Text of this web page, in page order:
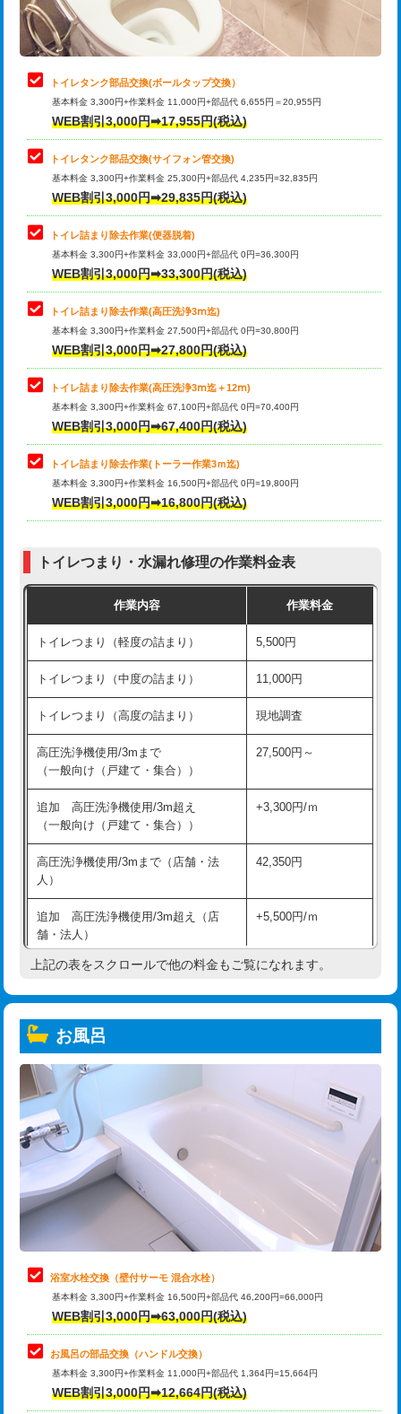
トイレタンク部品交換(ボールタップ交換）
基本料金 3,300円+作業料金 11,000円+部品代 6,655円＝20,955円
WEB割引3,000円➡17,955円(税込)
トイレタンク部品交換(サイフォン管交換)
基本料金 3,300円+作業料金 25,300円+部品代 4,235円=32,835円
WEB割引3,000円➡29,835円(税込)
トイレ詰まり除去作業(便器脱着)
基本料金 3,300円+作業料金 33,000円+部品代 0円=36,300円
WEB割引3,000円➡33,300円(税込)
トイレ詰まり除去作業(高圧洗浄3ⅿ迄)
基本料金 3,300円+作業料金 27,500円+部品代 0円=30,800円
WEB割引3,000円➡27,800円(税込)
トイレ詰まり除去作業(高圧洗浄3ⅿ迄＋12ⅿ)
基本料金 3,300円+作業料金 67,100円+部品代 0円=70,400円
WEB割引3,000円➡67,400円(税込)
トイレ詰まり除去作業(トーラー作業3ｍ迄)
基本料金 3,300円+作業料金 16,500円+部品代 0円=19,800円
WEB割引3,000円➡16,800円(税込)
トイレつまり・水漏れ修理の作業料金表
作業内容 作業料金
トイレつまり（軽度の詰まり） 5,500円
トイレつまり（中度の詰まり） 11,000円
トイレつまり（高度の詰まり） 現地調査
高圧洗浄機使用/3mまで
（一般向け（戸建て・集合））
27,500円～
追加 高圧洗浄機使用/3m超え
（一般向け（戸建て・集合））
+3,300円/ｍ
高圧洗浄機使用/3mまで（店舗・法
人）
42,350円
追加 高圧洗浄機使用/3m超え（店
舗・法人）
+5,500円/ｍ
高度高圧洗浄換 現地調査
トーラー機使用/3mまで
追加トーラー機使用/3m超え
カメラ調査 33,000円
桝清掃 8,800円
止水・漏水調査・防水処理・清掃・修
理・調整・分解・加工など（軽作業）
止水・漏水調査・防水処理・清掃・修
理・調整・分解・加工など（中作業）
22,000円
止水・漏水調査・防水処理・清掃・修
理・調整・分解・加工など（重作業）
33,000円
トイレタンク脱着
トイレ便器脱着
上記の表をスクロールで他の料金もご覧になれます。
お風呂
浴室水栓交換（壁付サーモ 混合水栓）
基本料金 3,300円+作業料金 16,500円+部品代 46,200円=66,000円
WEB割引3,000円➡63,000円(税込)
お風呂の部品交換（ハンドル交換）
基本料金 3,300円+作業料金 11,000円+部品代 1,364円=15,664円
WEB割引3,000円➡12,664円(税込)